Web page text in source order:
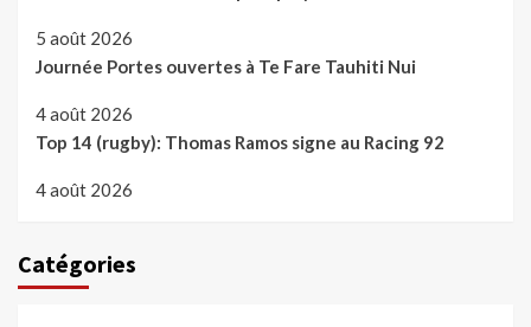
5 août 2026
Journée Portes ouvertes à Te Fare Tauhiti Nui
4 août 2026
Top 14 (rugby): Thomas Ramos signe au Racing 92
4 août 2026
Catégories